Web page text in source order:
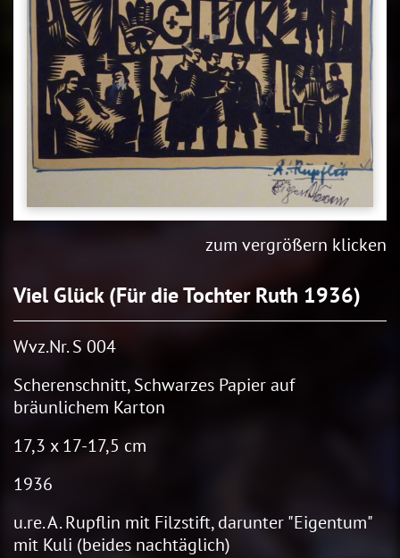
zum vergrößern klicken
Viel Glück (Für die Tochter Ruth 1936)
Wvz.Nr. S 004
Scherenschnitt, Schwarzes Papier auf
bräunlichem Karton
17,3 x 17-17,5 cm
1936
u.re. A. Rupflin mit Filzstift, darunter "Eigentum"
mit Kuli (beides nachtäglich)